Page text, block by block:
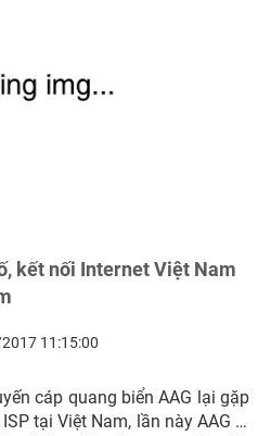
kết nối Internet Việt Nam
11:15:00
cáp quang biển AAG lại gặp
tại Việt Nam, lần này AAG bị